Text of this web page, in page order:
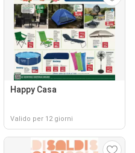
Happy Casa
Valido per 12 giorni